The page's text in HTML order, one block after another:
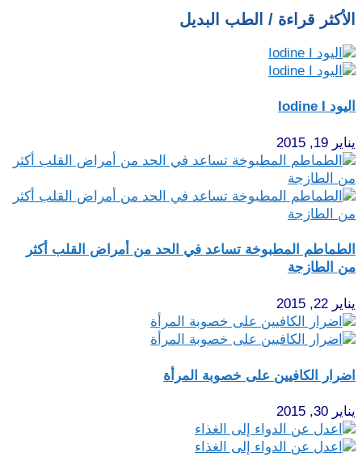
الأكثر قراءة / الطب البديل
اليود Iodine I
يناير 19, 2015
الطماطم المطبوخة تساعد في الحد من أمراض القلب أكثر
من الطازجة
يناير 22, 2015
اضرار الكافيين على خصوبة المرأة
يناير 30, 2015